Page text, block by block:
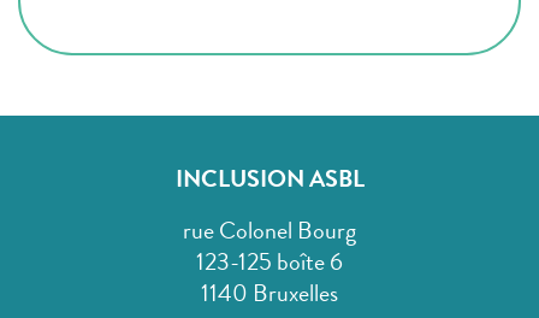
INCLUSION ASBL
rue Colonel Bourg
123-125 boîte 6
1140 Bruxelles